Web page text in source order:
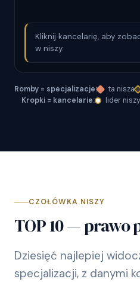
Kliknij kancelarię, aby
w niszy.
Romby = specjalizacje: ta nisza
Kropki = kancelarie:
lider niszy
CZOŁÓWKA NISZY
TOP 10 — prawo
Dziesięć najlepiej
specjalizacji, z danymi